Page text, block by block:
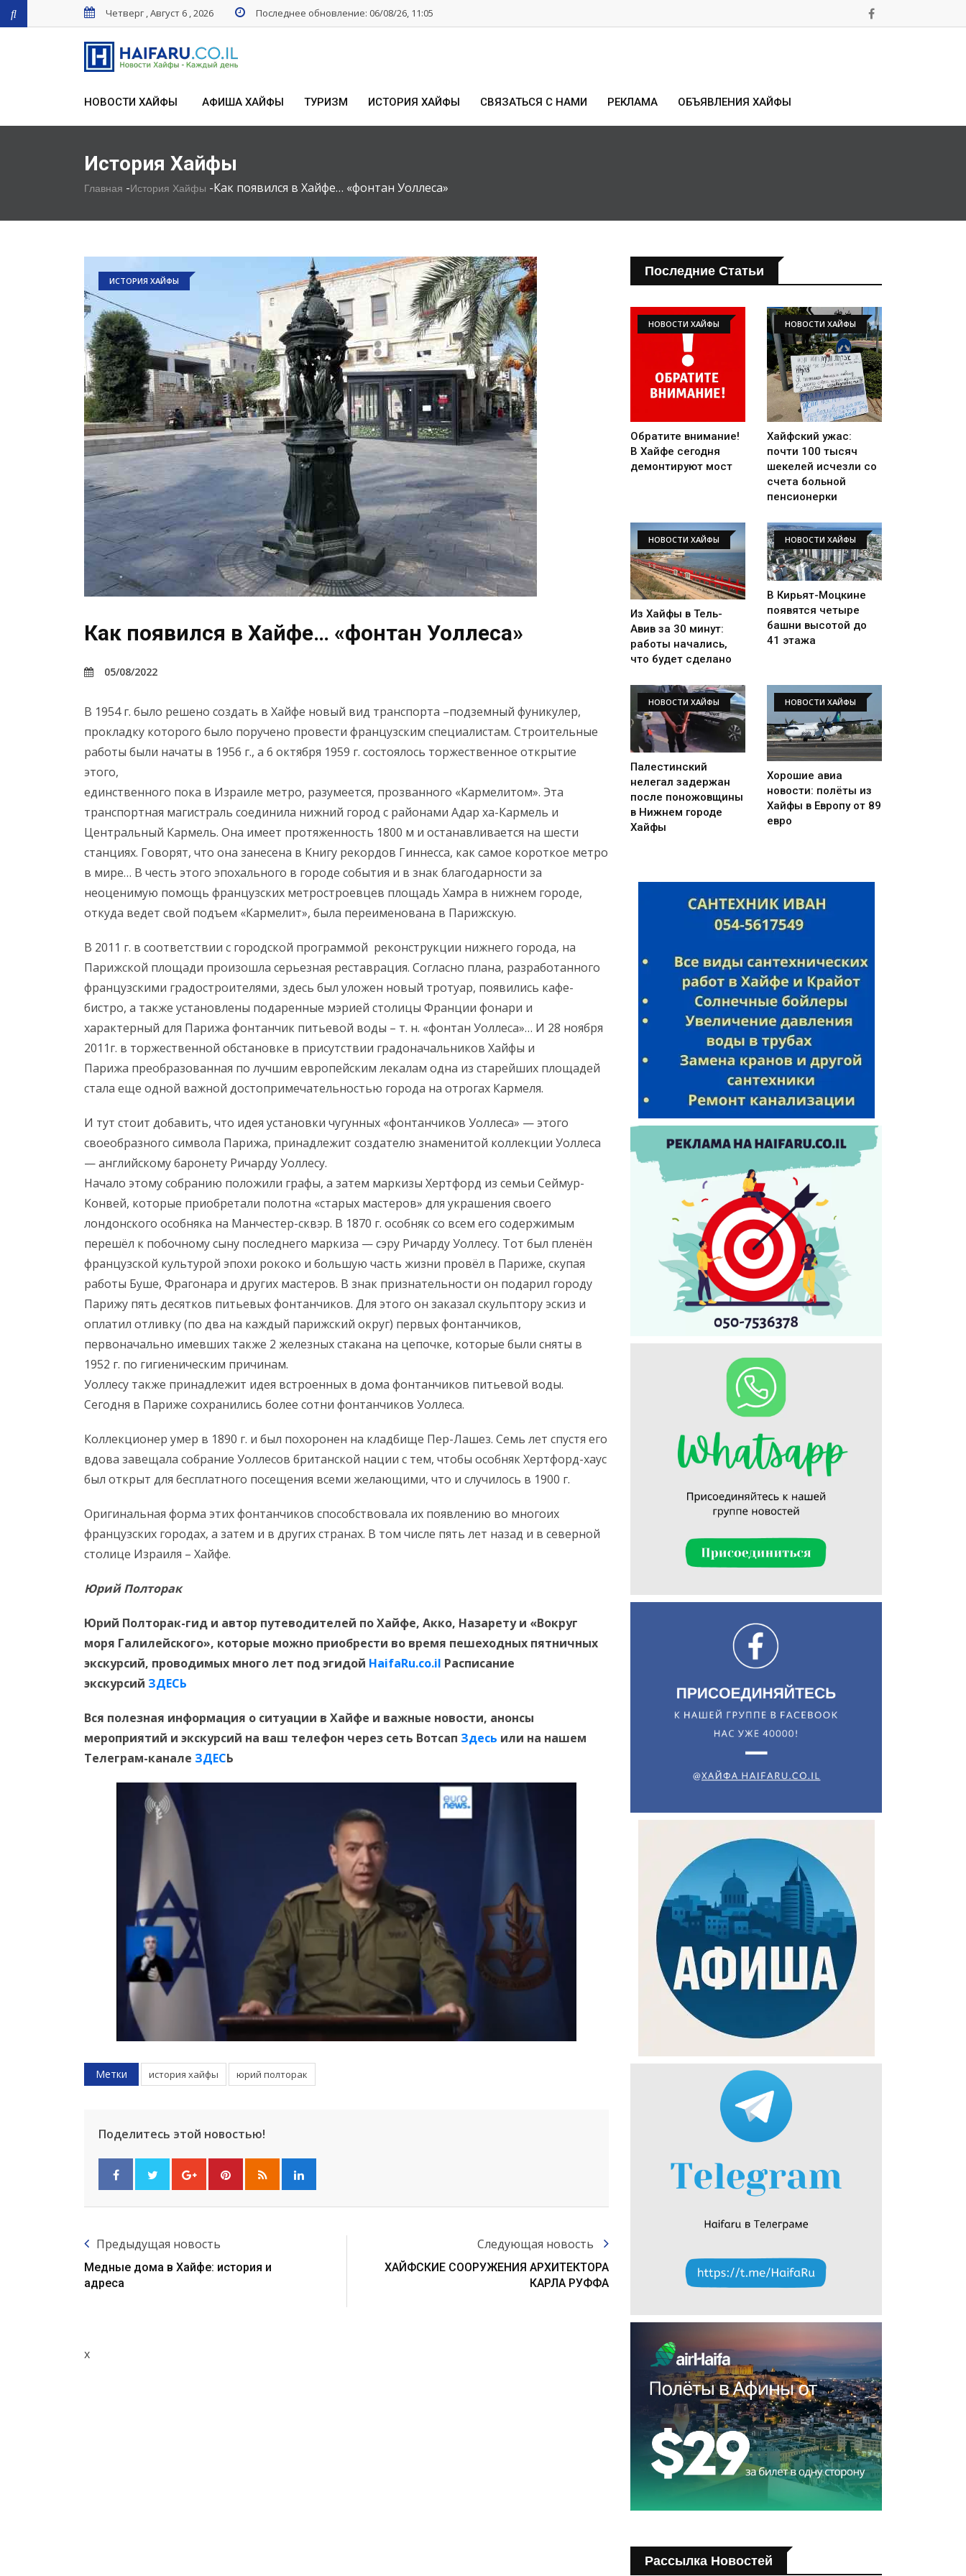
Четверг , Август 6 , 2026 Последнее обновление: 06/08/26, 11:05
НОВОСТИ ХАЙФЫ АФИША ХАЙФЫ ТУРИЗМ ИСТОРИЯ ХАЙФЫ СВЯЗАТЬСЯ С НАМИ РЕКЛАМА ОБЪЯВЛЕНИЯ ХАЙФЫ
История Хайфы
Главная -История Хайфы -Как появился в Хайфе… «фонтан Уоллеса»
ИСТОРИЯ ХАЙФЫ
Как появился в Хайфе… «фонтан Уоллеса»
05/08/2022
В 1954 г. было решено создать в Хайфе новый вид транспорта –подземный фуникулер,
прокладку которого было поручено провести французским специалистам. Строительные
работы были начаты в 1956 г., а 6 октября 1959 г. состоялось торжественное открытие
этого,
единственного пока в Израиле метро, разумеется, прозванного «Кармелитом». Эта
транспортная магистраль соединила нижний город с районами Адар ха-Кармель и
Центральный Кармель. Она имеет протяженность 1800 м и останавливается на шести
станциях. Говорят, что она занесена в Книгу рекордов Гиннесса, как самое короткое метро
в мире… В честь этого эпохального в городе события и в знак благодарности за
неоценимую помощь французских метростроевцев площадь Хамра в нижнем городе,
откуда ведет свой подъем «Кармелит», была переименована в Парижскую.
В 2011 г. в соответствии с городской программой реконструкции нижнего города, на
Парижской площади произошла серьезная реставрация. Согласно плана, разработанного
французскими градостроителями, здесь был уложен новый тротуар, появились кафе-
бистро, а также установлены подаренные мэрией столицы Франции фонари и
характерный для Парижа фонтанчик питьевой воды – т. н. «фонтан Уоллеса»… И 28 ноября
2011г. в торжественной обстановке в присутствии градоначальников Хайфы и
Парижа преобразованная по лучшим европейским лекалам одна из старейших площадей
стала еще одной важной достопримечательностью города на отрогах Кармеля.
И тут стоит добавить, что идея установки чугунных «фонтанчиков Уоллеса» — этого
своеобразного символа Парижа, принадлежит создателю знаменитой коллекции Уоллеса
— английскому баронету Ричарду Уоллесу.
Начало этому собранию положили графы, а затем маркизы Хертфорд из семьи Сеймур-
Конвей, которые приобретали полотна «старых мастеров» для украшения своего
лондонского особняка на Манчестер-сквэр. В 1870 г. особняк со всем его содержимым
перешёл к побочному сыну последнего маркиза — сэру Ричарду Уоллесу. Тот был пленён
французской культурой эпохи рококо и большую часть жизни провёл в Париже, скупая
работы Буше, Фрагонара и других мастеров. В знак признательности он подарил городу
Парижу пять десятков питьевых фонтанчиков. Для этого он заказал скульптору эскиз и
оплатил отливку (по два на каждый парижский округ) первых фонтанчиков,
первоначально имевших также 2 железных стакана на цепочке, которые были сняты в
1952 г. по гигиеническим причинам.
Уоллесу также принадлежит идея встроенных в дома фонтанчиков питьевой воды.
Сегодня в Париже сохранились более сотни фонтанчиков Уоллеса.
Коллекционер умер в 1890 г. и был похоронен на кладбище Пер-Лашез. Семь лет спустя его
вдова завещала собрание Уоллесов британской нации с тем, чтобы особняк Хертфорд-хаус
был открыт для бесплатного посещения всеми желающими, что и случилось в 1900 г.
Оригинальная форма этих фонтанчиков способствовала их появлению во многоих
французских городах, а затем и в других странах. В том числе пять лет назад и в северной
столице Израиля – Хайфе.
Юрий Полторак
Юрий Полторак-гид и автор путеводителей по Хайфе, Акко, Назарету и «Вокруг
моря Галилейского», которые можно приобрести во время пешеходных пятничных
экскурсий, проводимых много лет под эгидой HaifaRu.co.il Расписание
экскурсий ЗДЕСЬ
Вся полезная информация о ситуации в Хайфе и важные новости, анонсы
мероприятий и экскурсий на ваш телефон через сеть Вотсап Здесь или на нашем
Телеграм-канале ЗДЕСЬ
Метки история хайфы юрий полторак
Поделитесь этой новостью!
Предыдущая новость
Медные дома в Хайфе: история и
адреса
Следующая новость
ХАЙФСКИЕ СООРУЖЕНИЯ АРХИТЕКТОРА
КАРЛА РУФФА
x
Последние Статьи
НОВОСТИ ХАЙФЫ
Обратите внимание!
В Хайфе сегодня
демонтируют мост
НОВОСТИ ХАЙФЫ
Хайфский ужас:
почти 100 тысяч
шекелей исчезли со
счета больной
пенсионерки
НОВОСТИ ХАЙФЫ
Из Хайфы в Тель-
Авив за 30 минут:
работы начались,
что будет сделано
НОВОСТИ ХАЙФЫ
В Кирьят-Моцкине
появятся четыре
башни высотой до
41 этажа
НОВОСТИ ХАЙФЫ
Палестинский
нелегал задержан
после поножовщины
в Нижнем городе
Хайфы
НОВОСТИ ХАЙФЫ
Хорошие авиа
новости: полёты из
Хайфы в Европу от 89
евро
Рассылка Новостей